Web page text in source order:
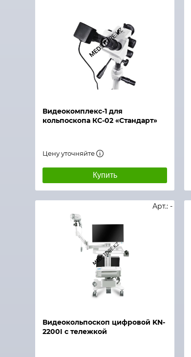
Видеокомплекс-1 для
кольпоскопа КС-02 «Стандарт»
Цену уточняйте
Купить
Быстрый просмотр
Видеокольпоскоп цифровой KN-
2200I с тележкой
Арт.: -
Быстрый просмотр